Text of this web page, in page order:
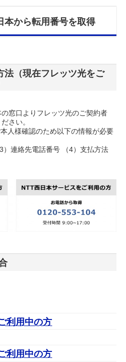
本から転用番号を取得
法（現在フレッツ光をご
窓口よりフレッツ光のご契約者
さい。
人様確認のため以下の情報が必要
）連絡先電話番号 （4）支払方法
利用中の方
利用中の方